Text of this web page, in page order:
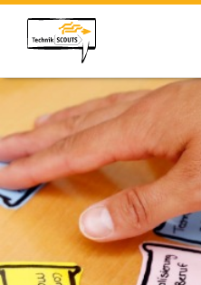
Wettbewerb
Mitmachen
Guide für Schüler
Guide für Lehrkräfte
Guide für Eltern